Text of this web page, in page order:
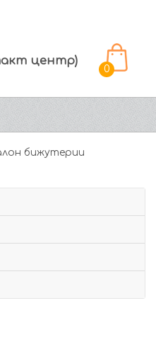
центр)
0
бижутерии